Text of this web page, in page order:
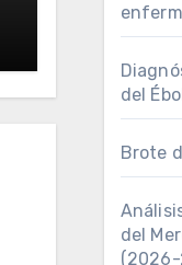
del
Brote
del
(2026-